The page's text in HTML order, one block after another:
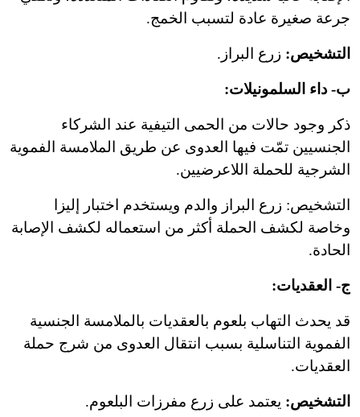
جرعة صغيرة عادة لتسبب الخمج.
التشخيص: زرع البراز.
ب- داء السلمونيلات:
ذكر وجود حالات من الحمى التيفية عند الشركاء
الجنسيين تمّت فيها العدوى عن طريق الملامسة الفموية
الشرجية للحملة اللاعرضيين.
التشخيص: زرع البراز والدم ويستخدم اختبار إليزا
وخاصة لكشف الحملة أكثر من استعماله لكشف الإصابة
الحادة.
ج- العقديات:
قد يحدث التهاب بلعوم بالعقديات بالملامسة الجنسية
الفموية التناسلية بسبب انتقال العدوى من شرج حملة
العقديات.
التشخيص: يعتمد على زرع مفرزات البلعوم.